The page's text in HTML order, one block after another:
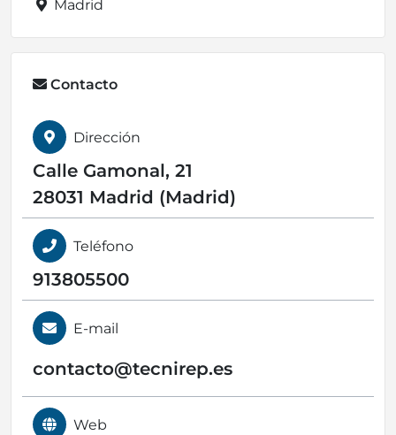
Madrid
Contacto
Dirección
Calle Gamonal, 21
28031 Madrid (Madrid)
Teléfono
913805500
E-mail
contacto@tecnirep.es
Web